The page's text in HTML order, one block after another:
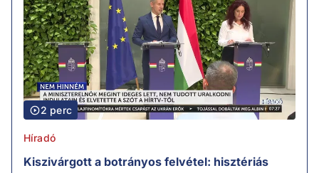
2 perc
Híradó
Kiszivárgott a botrányos felvétel: hisztériás